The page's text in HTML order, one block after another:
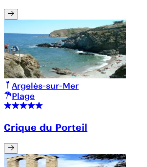
Argelès-sur-Mer
Plage
Crique du Porteil